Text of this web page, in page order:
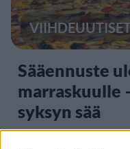
Sääennuste
marraskuulle
syksyn sää